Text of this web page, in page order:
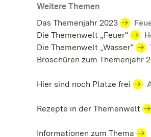
Weitere Themen
Das Themenjahr 2023
Die Themenwelt „Feuer“
Die Themenwelt „Wasser“
Broschüren zum Themenjahr
Hier sind noch Plätze frei
Rezepte in der Themenwelt
Informationen zum Thema